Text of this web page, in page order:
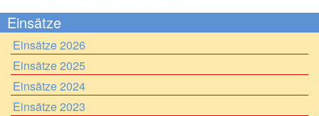
Förderverein
Informatives & Termine
150-jähriges Jubiläum
Einsätze
Einsätze 2026
Einsätze 2025
Einsätze 2024
Einsätze 2023